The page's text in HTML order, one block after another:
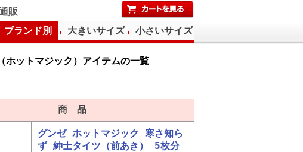
販
ホットマジック）アイテムの一覧
商 品
グンゼ ホットマジック 寒さ知ら
ず 紳士タイツ（前あき） 5枚分
ブランド別 大きいサイズ 小さいサイズ